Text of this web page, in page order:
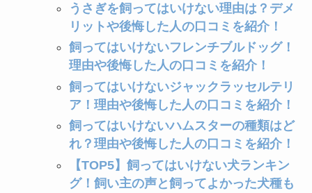
うさぎを飼ってはいけない理由は？デメ
リットや後悔した人の口コミを紹介！
飼ってはいけないフレンチブルドッグ！
理由や後悔した人の口コミを紹介！
飼ってはいけないジャックラッセルテリ
ア！理由や後悔した人の口コミを紹介！
飼ってはいけないハムスターの種類はど
れ？理由や後悔した人の口コミを紹介！
【TOP5】飼ってはいけない犬ランキン
グ！飼い主の声と飼ってよかった犬種も